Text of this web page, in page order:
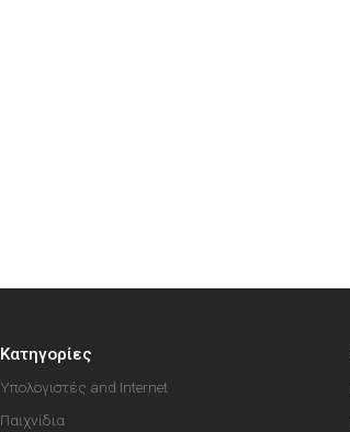
Κατηγορίες
Υπολογιστές and Internet
Παιχνίδια